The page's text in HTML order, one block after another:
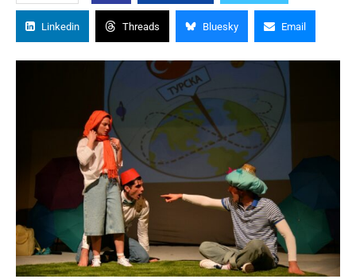
Linkedin Threads Bluesky Email